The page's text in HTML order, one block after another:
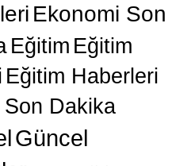
Ekonomi Son
Eğitim Eğitim
Eğitim Haberleri
Son Dakika
Güncel